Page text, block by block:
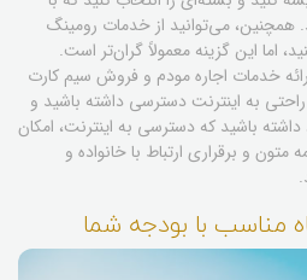
همچنین، می‌توانید از خدمات رومینگ
اما این گزینه معمولاً گران‌تر است.
خدمات اجاره مودم و فروش سیم کارت
به اینترنت دسترسی داشته باشید و
داشته باشید که دسترسی به اینترنت، امکان
متون و برقراری ارتباط با خانواده و
مناسب با بودجه شما